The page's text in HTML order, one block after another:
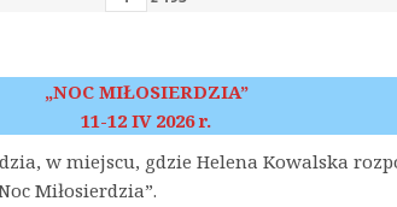
„NOC MIŁOSIERDZIA”
11-12 IV 2026 r.
w miejscu, gdzie Helena Kowalska
Miłosierdzia”.